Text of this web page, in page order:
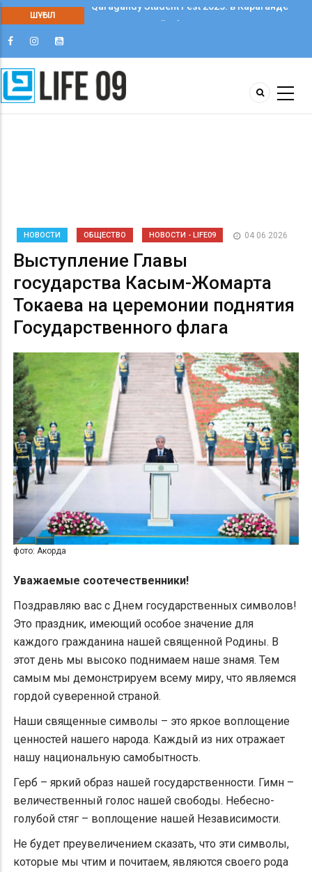
ШҰҒЫЛ
НОВОСТИ ОБЩЕСТВО НОВОСТИ - LIFE09 04 06 2026
Выступление Главы
государства Касым-Жомарта
Токаева на церемонии поднятия
Государственного флага
фото: Акорда
Уважаемые соотечественники!
​Поздравляю вас с Днем государственных символов!
Это праздник, имеющий особое значение для
каждого гражданина нашей священной Родины. В
этот день мы высоко поднимаем наше знамя. Тем
самым мы демонстрируем всему миру, что являемся
гордой суверенной страной.
Наши священные символы – это яркое воплощение
ценностей нашего народа. Каждый из них отражает
нашу национальную самобытность.
Герб – яркий образ нашей государственности. Гимн –
величественный голос нашей свободы. Небесно-
голубой стяг – воплощение нашей Независимости.
Не будет преувеличением сказать, что эти символы,
которые мы чтим и почитаем, являются своего рода